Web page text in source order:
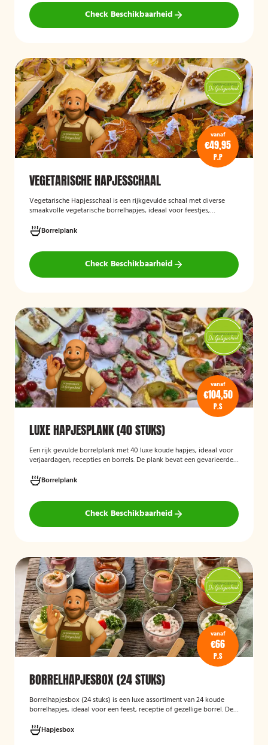
Check Beschikbaarheid
vanaf
€49,95
P.P
VEGETARISCHE HAPJESSCHAAL
Vegetarische Hapjesschaal is een rijkgevulde schaal met diverse
smaakvolle vegetarische borrelhapjes, ideaal voor feestjes,
een gevarieerde selectie van vegetarische lekkernijen die direct
klaar zijn om te serveren en geschikt zijn voor gasten die bewust of
volledig vegetarisch eten.
Borrelplank
Check Beschikbaarheid
vanaf
€104,50
P.S
LUXE HAPJESPLANK (40 STUKS)
Een rijk gevulde borrelplank met 40 luxe koude hapjes, ideaal voor
verjaardagen, recepties en borrels. De plank bevat een gevarieerde
stijlvol worden gepresenteerd, zodat je gasten direct kunnen
genieten.
Borrelplank
Check Beschikbaarheid
vanaf
€66
P.S
BORRELHAPJESBOX (24 STUKS)
Borrelhapjesbox (24 stuks) is een luxe assortiment van 24 koude
borrelhapjes, ideaal voor een feest, receptie of gezellige borrel. De
zalmrolletjes, brie met notenmelange en vitello tonato, verzorgd
gepresenteerd en direct klaar om te serveren.
Hapjesbox